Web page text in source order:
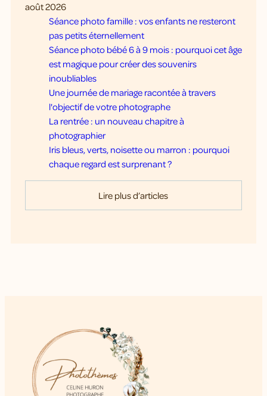
août 2026
Séance photo famille : vos enfants ne resteront
pas petits éternellement
Séance photo bébé 6 à 9 mois : pourquoi cet âge
est magique pour créer des souvenirs
inoubliables
Une journée de mariage racontée à travers
l'objectif de votre photographe
La rentrée : un nouveau chapitre à
photographier
Iris bleus, verts, noisette ou marron : pourquoi
chaque regard est surprenant ?
Lire plus d’articles